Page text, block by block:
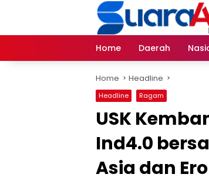
Home Daerah
Home Headline
Headline Ragam
USK
Ind4.0
Asia dan